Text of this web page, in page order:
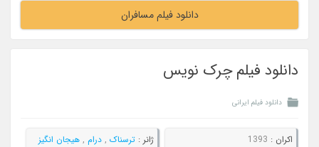
دانلود فیلم مسافران
دانلود فیلم چرک نویس
دانلود فیلم ایرانی
اکران : 1393 ژانر : ترسناک , درام , هیجان انگیز